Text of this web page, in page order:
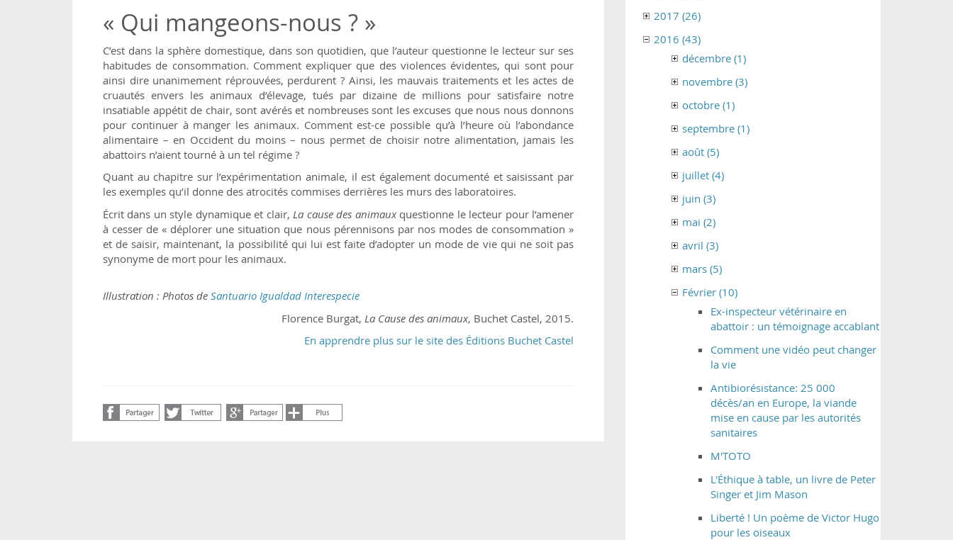
« Qui mangeons-nous ? »
C’est dans la sphère domestique, dans son quotidien, que l’auteur questionne le lecteur sur ses
habitudes de consommation. Comment expliquer que des violences évidentes, qui sont pour
ainsi dire unanimement réprouvées, perdurent ? Ainsi, les mauvais traitements et les actes de
cruautés envers les animaux d’élevage, tués par dizaine de millions pour satisfaire notre
insatiable appétit de chair, sont avérés et nombreuses sont les excuses que nous nous donnons
pour continuer à manger les animaux. Comment est-ce possible qu’à l’heure où l’abondance
alimentaire – en Occident du moins – nous permet de choisir notre alimentation, jamais les
abattoirs n’aient tourné à un tel régime ?
Quant au chapitre sur l’expérimentation animale, il est également documenté et saisissant par
les exemples qu’il donne des atrocités commises derrières les murs des laboratoires.
Écrit dans un style dynamique et clair, La cause des animauxquestionne le lecteur pour l’amener
à cesser de « déplorer une situation que nous pérennisons par nos modes de consommation »
et de saisir, maintenant, la possibilité qui lui est faite d’adopter un mode de vie qui ne soit pas
synonyme de mort pour les animaux.
Illustration : Photos de Santuario Igualdad Interespecie
Florence Burgat, La Cause des animaux, Buchet Castel, 2015.
En apprendre plus sur le site des Éditions Buchet Castel
2017 (26)
2016 (43)
décembre (1)
novembre (3)
octobre (1)
septembre (1)
août (5)
juillet (4)
juin (3)
mai (2)
avril (3)
mars (5)
Février (10)
Ex-inspecteur vétérinaire en
abattoir : un témoignage accablant
Comment une vidéo peut changer
la vie
Antibiorésistance: 25 000
décès/an en Europe, la viande
mise en cause par les autorités
sanitaires
M'TOTO
L'Éthique à table, un livre de Peter
Singer et Jim Mason
Liberté ! Un poème de Victor Hugo
pour les oiseaux